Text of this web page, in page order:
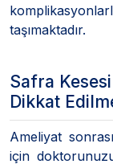
taşımaktadır.
Safra
Dikkat
Ameliyat
için